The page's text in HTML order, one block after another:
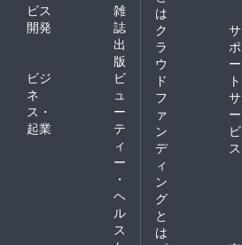
ビス
開発
雑
誌
出
版
ビジ
ネ
ス・
起業
ビ
ュ
ー
テ
ィ
ー
・
ヘ
ル
ス
は
ク
ラ
ウ
ド
フ
ァ
ン
デ
ィ
ン
グ
と
は
サ
ポ
ー
ト
サ
ー
ビ
ス